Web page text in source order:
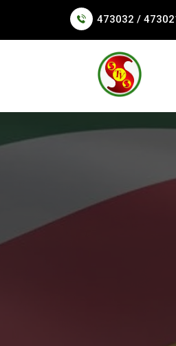
473032 /